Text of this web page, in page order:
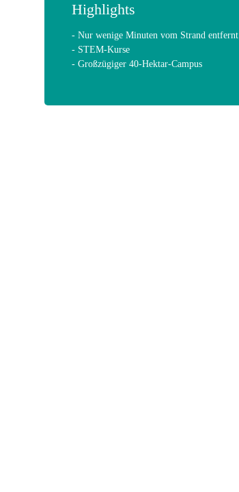
Highlights
- Nur wenige Minuten vom Strand entfernt
- STEM-Kurse
- Großzügiger 40-Hektar-Campus